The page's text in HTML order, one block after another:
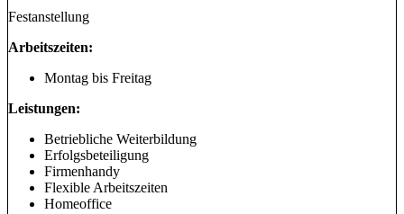
Festanstellung
Arbeitszeiten:
Montag bis Freitag
Leistungen:
Betriebliche Weiterbildung
Erfolgsbeteiligung
Firmenhandy
Flexible Arbeitszeiten
Homeoffice